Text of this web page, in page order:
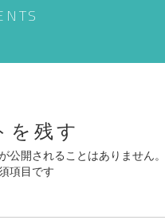
を残す
公開されることはありません。
項目です